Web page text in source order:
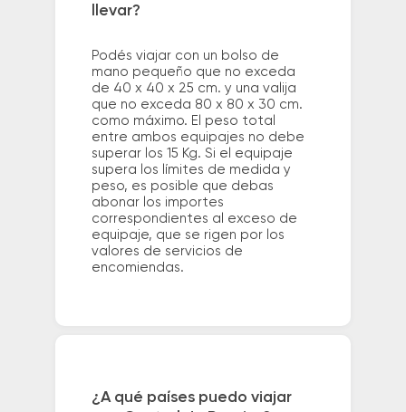
llevar?
Podés viajar con un bolso de
mano pequeño que no exceda
de 40 x 40 x 25 cm. y una valija
que no exceda 80 x 80 x 30 cm.
como máximo. El peso total
entre ambos equipajes no debe
superar los 15 Kg. Si el equipaje
supera los límites de medida y
peso, es posible que debas
abonar los importes
correspondientes al exceso de
equipaje, que se rigen por los
valores de servicios de
encomiendas.
¿A qué países puedo viajar